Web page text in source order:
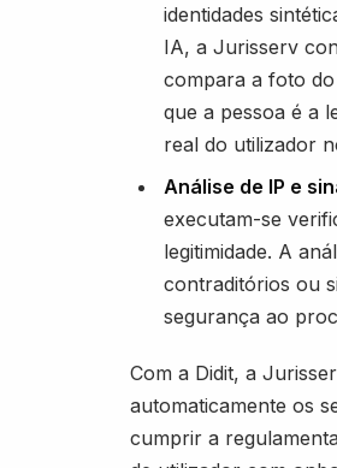
identidades
IA, a Jurisserv
compara a foto
que a pessoa é a
real do utilizador
Análise de IP e
executam-se
legitimidade. A
contraditórios ou
segurança ao
Com a Didit, a
automaticamente os
cumprir a